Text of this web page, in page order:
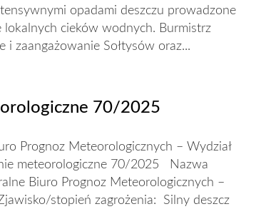
opadami deszczu prowadzone
lokalnych cieków wodnych. Burmistrz
i zaangażowanie Sołtysów oraz...
70/2025
Prognoz Meteorologicznych – Wydział
meteorologiczne 70/2025 Nazwa
Biuro Prognoz Meteorologicznych –
stopień zagrożenia: Silny deszcz